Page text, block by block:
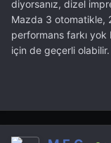
diyorsanız, dizel
Mazda 3 otomatikle,
performans farkı yok
için de geçerli olabilir.